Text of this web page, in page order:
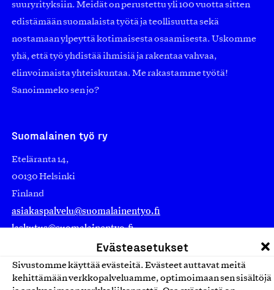
Evästeasetukset
Sivustomme käyttää evästeitä. Evästeet auttavat meitä
kehittämään verkkopalveluamme, optimoimaan sen sisältöjä
suuryrityksiin. Meidät on perustettu yli 100 vuotta sitten
edistämään suomalaista työtä ja teollisuutta sekä
nostamaan ylpeyttä kotimaisesta osaamisesta. Uskomme
yhä, että työ yhdistää ihmisiä ja rakentaa vahvaa,
elinvoimaista yhteiskuntaa. Me rakastamme työtä!
Sanoimmeko sen jo?
Suomalainen työ ry
Eteläranta 14,
00130 Helsinki
Finland
asiakaspalvelu@suomalainentyo.fi
laskutus@suomalainentyo.fi